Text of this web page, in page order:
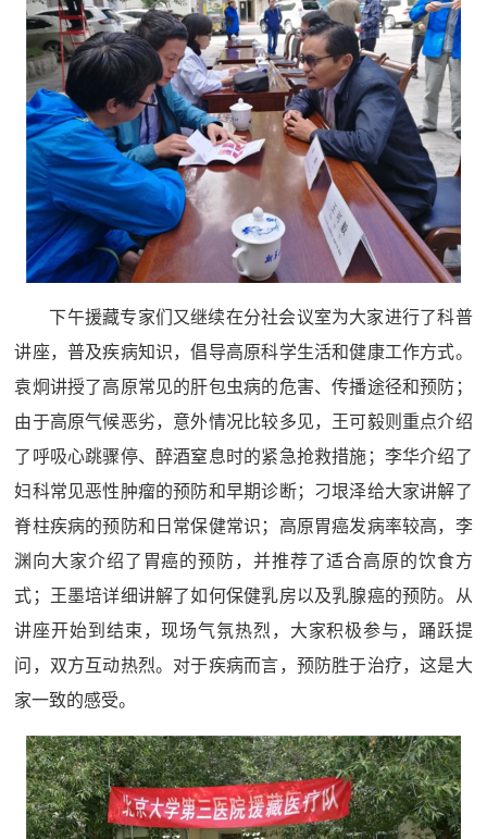
下午援藏专家们又继续在分社会议室为大家进行了科普
讲座，普及疾病知识，倡导高原科学生活和健康工作方式。
袁炯讲授了高原常见的肝包虫病的危害、传播途径和预防；
由于高原气候恶劣，意外情况比较多见，王可毅则重点介绍
了呼吸心跳骤停、醉酒窒息时的紧急抢救措施；李华介绍了
妇科常见恶性肿瘤的预防和早期诊断；刁垠泽给大家讲解了
脊柱疾病的预防和日常保健常识；高原胃癌发病率较高，李
渊向大家介绍了胃癌的预防，并推荐了适合高原的饮食方
式；王墨培详细讲解了如何保健乳房以及乳腺癌的预防。从
讲座开始到结束，现场气氛热烈，大家积极参与，踊跃提
问，双方互动热烈。对于疾病而言，预防胜于治疗，这是大
家一致的感受。